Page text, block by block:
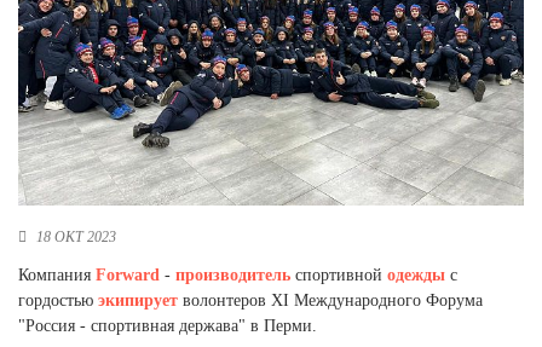
Новосибирская область (3)
Омская область (5)
Республика Башкортостан (3)
Республика Крым (1)
Республика Татарстан (2)
Ростовская область (2)
Самарская область (1)
Саратовская область (1)
Свердловская область (5)
Северная Осетия (2)
18 ОКТ 2023
Компания Forward - производитель спортивной одежды с
гордостью экипирует волонтеров XI Международного Форума
"Россия - спортивная держава" в Перми.